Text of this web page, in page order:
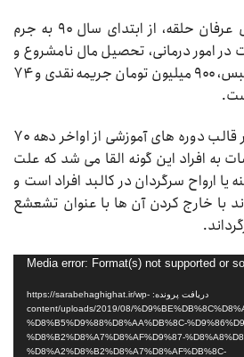
محمد علی طاهری، رئیس عرفان حلقه، از ابتدای سال ۹۰ به جرم
امور درمانی، تحصیل مال نامشروع و
جعل عنوان به پنج سال حبس، ۹۰۰ میلیون تومان جریمه نقدی و ۷۴
فعالیت اصلی این فرقه در قالب دوره های آموزشی از اواخر دهه ۷۰
به افراد این گونه القا می‏ شد که علت
یا ارواح سرگردان در کالبد افراد است و
با خارج کردن آن ها با عنوان تشعشع
Media error: Format(s) not supported or
دریافت پرونده: https://sarabehaghighat.ir/wp-
content/uploads/2019/08/
%D8%B5%D9%88%D8%AA%DB%8C-
%D8%B2%D8%A7%D8%AF%D9%87-
%D8%A2%D8%B2%D8%A7%D8%AF%DB%8C-